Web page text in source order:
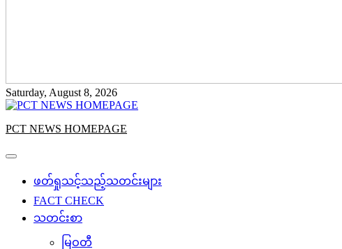
Saturday, August 8, 2026
PCT NEWS HOMEPAGE
ဖတ်ရှုသင့်သည့်သတင်းများ
FACT CHECK
သတင်းစာ
မြဝတီ